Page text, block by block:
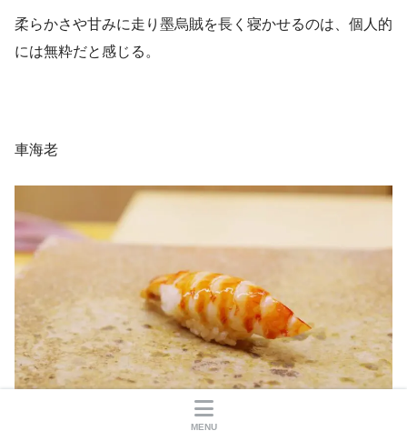
柔らかさや甘みに走り墨烏賊を長く寝かせるのは、個人的
には無粋だと感じる。
車海老
MENU